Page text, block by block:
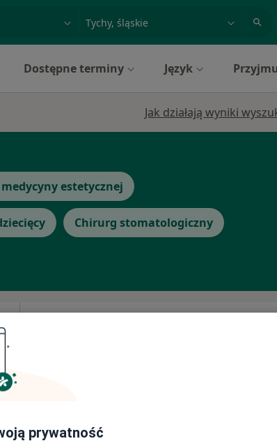
miasto lub dzielnica
Dostępne terminy Język
Jak działają wyniki
estetycznej
Chirurg stomatologiczny
prywatność